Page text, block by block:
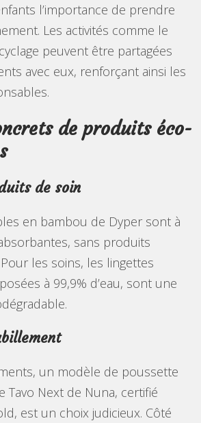
l’importance de prendre
Les activités comme le
peuvent être partagées
avec eux, renforçant ainsi les
de produits éco-
de soin
en bambou de Dyper sont à
sans produits
les soins, les lingettes
à 99,9% d’eau, sont une
un modèle de poussette
Tavo Next de Nuna, certifié
est un choix judicieux. Côté